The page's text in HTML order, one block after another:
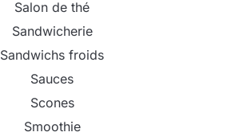
Salon de thé
Sandwicherie
Sandwichs froids
Sauces
Scones
Smoothie